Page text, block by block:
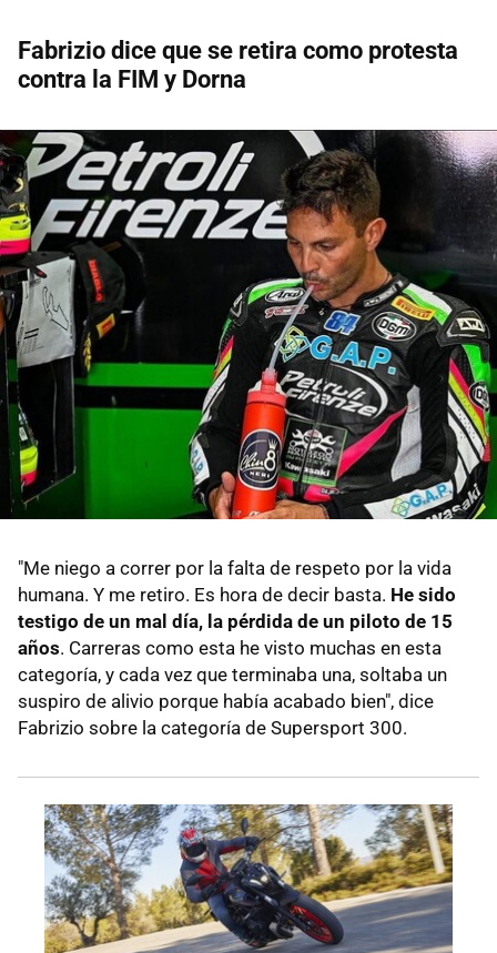
Fabrizio dice que se retira como protesta
contra la FIM y Dorna
"Me niego a correr por la falta de respeto por la vida
humana. Y me retiro. Es hora de decir basta. He sido
testigo de un mal día, la pérdida de un piloto de 15
años. Carreras como esta he visto muchas en esta
categoría, y cada vez que terminaba una, soltaba un
suspiro de alivio porque había acabado bien", dice
Fabrizio sobre la categoría de Supersport 300.